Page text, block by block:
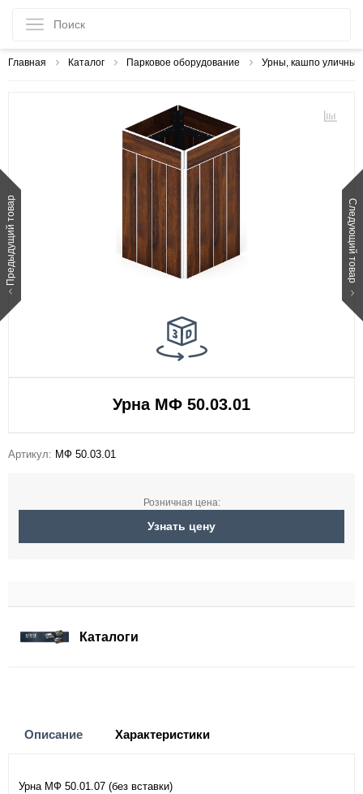
Главная Каталог Парковое оборудование Урны, кашпо уличные
Предыдущий товар Следующий товар
Урна МФ 50.03.01
Артикул: МФ 50.03.01
Розничная цена:
Узнать цену
Каталоги
Описание Характеристики
Урна МФ 50.01.07 (без вставки)